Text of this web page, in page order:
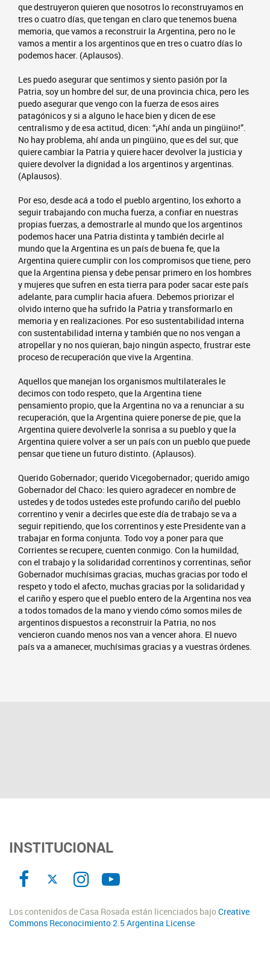
que destruyeron quieren que nosotros lo reconstruyamos en
tres o cuatro días, que tengan en claro que tenemos buena
memoria, que vamos a reconstruir la Argentina, pero no le
vamos a mentir a los argentinos que en tres o cuatro días lo
podemos hacer. (Aplausos).
Les puedo asegurar que sentimos y siento pasión por la
Patria, soy un hombre del sur, de una provincia chica, pero les
puedo asegurar que vengo con la fuerza de esos aires
patagónicos y si a alguno le hace bien y dicen de ese
centralismo y de esa actitud, dicen: “¡Ahí anda un pingüino!”.
No hay problema, ahí anda un pingüino, que es del sur, que
quiere cambiar la Patria y quiere hacer devolver la justicia y
quiere devolver la dignidad a los argentinos y argentinas.
(Aplausos).
Por eso, desde acá a todo el pueblo argentino, los exhorto a
seguir trabajando con mucha fuerza, a confiar en nuestras
propias fuerzas, a demostrarle al mundo que los argentinos
podemos hacer una Patria distinta y también decirle al
mundo que la Argentina es un país de buena fe, que la
Argentina quiere cumplir con los compromisos que tiene, pero
que la Argentina piensa y debe pensar primero en los hombres
y mujeres que sufren en esta tierra para poder sacar este país
adelante, para cumplir hacia afuera. Debemos priorizar el
olvido interno que ha sufrido la Patria y transformarlo en
memoria y en realizaciones. Por eso sustentabilidad interna
con sustentabilidad interna y también que no nos vengan a
atropellar y no nos quieran, bajo ningún aspecto, frustrar este
proceso de recuperación que vive la Argentina.
Aquellos que manejan los organismos multilaterales le
decimos con todo respeto, que la Argentina tiene
pensamiento propio, que la Argentina no va a renunciar a su
recuperación, que la Argentina quiere ponerse de pie, que la
Argentina quiere devolverle la sonrisa a su pueblo y que la
Argentina quiere volver a ser un país con un pueblo que puede
pensar que tiene un futuro distinto. (Aplausos).
Querido Gobernador; querido Vicegobernador; querido amigo
Gobernador del Chaco: les quiero agradecer en nombre de
ustedes y de todos ustedes este profundo cariño del pueblo
correntino y venir a decirles que este día de trabajo se va a
seguir repitiendo, que los correntinos y este Presidente van a
trabajar en forma conjunta. Todo voy a poner para que
Corrientes se recupere, cuenten conmigo. Con la humildad,
con el trabajo y la solidaridad correntinos y correntinas, señor
Gobernador muchísimas gracias, muchas gracias por todo el
respeto y todo el afecto, muchas gracias por la solidaridad y
el cariño y espero que el pueblo entero de la Argentina nos vea
a todos tomados de la mano y viendo cómo somos miles de
argentinos dispuestos a reconstruir la Patria, no nos
vencieron cuando menos nos van a vencer ahora. El nuevo
país va a amanecer, muchísimas gracias y a vuestras órdenes.
INSTITUCIONAL
Los contenidos de Casa Rosada están licenciados bajoCreative
Commons Reconocimiento 2.5 Argentina License